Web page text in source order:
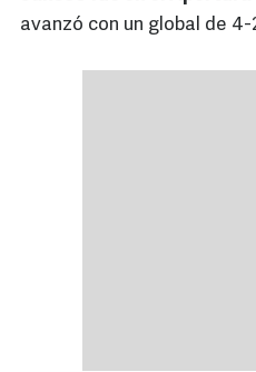
avanzó con un global de 4-